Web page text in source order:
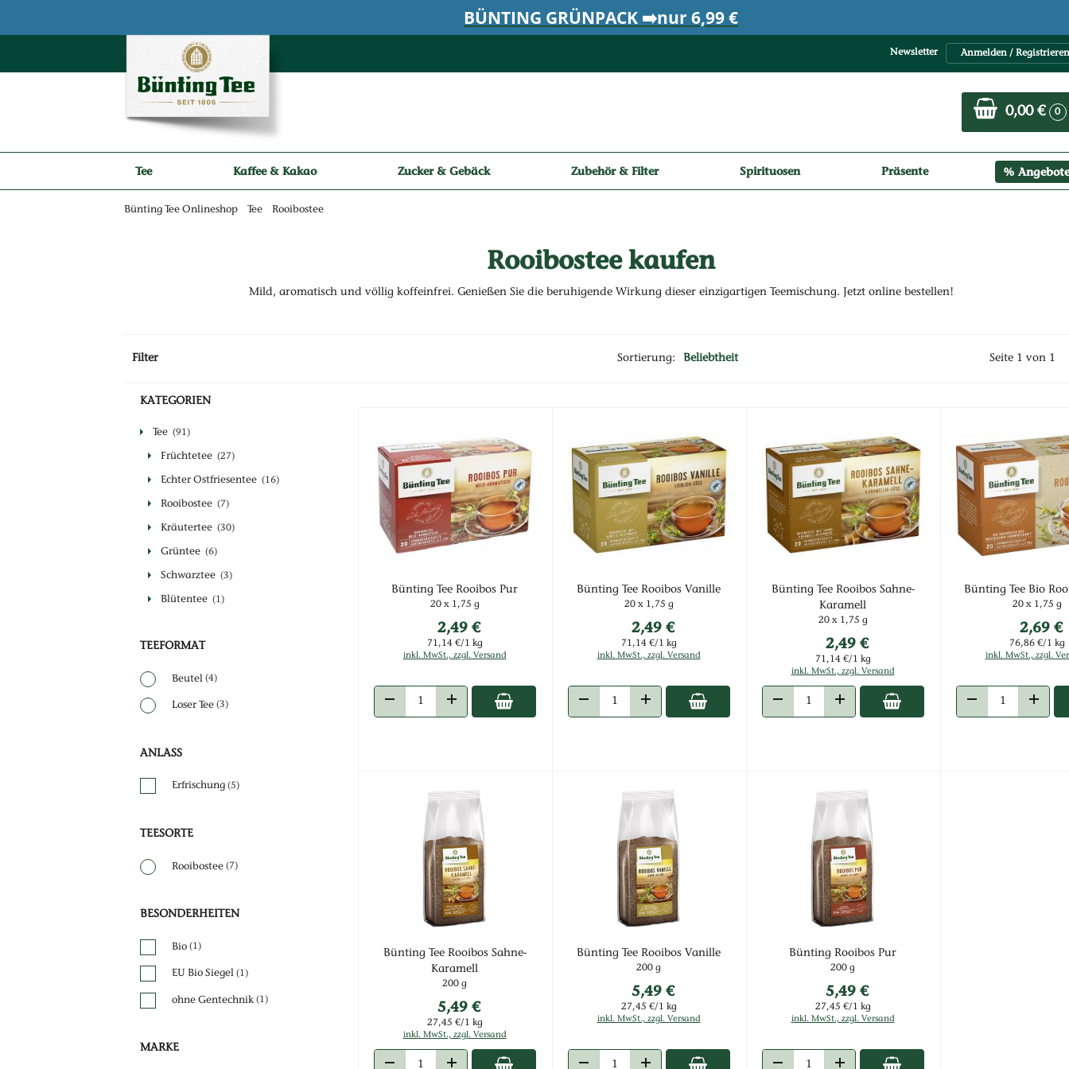
Zur Navigation springen
BÜNTING GRÜNPACK ➡️nur 6,99 €
Newsletter Anmelden / Registrieren
0,00 € 0
Tee Kaffee & Kakao Zucker & Gebäck Zubehör & Filter Spirituosen Präsente Angebote
Bünting Tee Onlineshop Tee Rooibostee
Rooibostee kaufen
Mild, aromatisch und völlig koffeinfrei. Genießen Sie die beruhigende Wirkung dieser einzigartigen Teemischung. Jetzt online bestellen!
Filter
Sortierung: Beliebtheit Vorherige Seite
Seite 1 von 1
KATEGORIEN
Tee (91)
Früchtetee (27)
Echter Ostfriesentee (16)
Rooibostee (7)
Kräutertee (30)
Grüntee (6)
Schwarztee (3)
Blütentee (1)
TEEFORMAT
Beutel (4)
Loser Tee (3)
ANLASS
Erfrischung (5)
TEESORTE
Rooibostee (7)
BESONDERHEITEN
Bio (1)
EU Bio Siegel (1)
ohne Gentechnik (1)
MARKE
Bünting Tee Rooibos Pur
20 x 1,75 g
2,49 €
71,14 €/1 kg
inkl. MwSt., zzgl. Versand
ANZAHL VERRINGERNANZAHL ERHÖHEN
Bünting Tee Rooibos Vanille
20 x 1,75 g
2,49 €
71,14 €/1 kg
inkl. MwSt., zzgl. Versand
ANZAHL VERRINGERNANZAHL ERHÖHEN
Bünting Tee Rooibos Sahne-
Karamell
20 x 1,75 g
2,49 €
71,14 €/1 kg
inkl. MwSt., zzgl. Versand
ANZAHL VERRINGERNANZAHL ERHÖHEN
Bünting Tee Bio
20 x 1,75 g
2,69 €
76,86 €/1 kg
inkl. MwSt., zzgl.
ANZAHL VERRINGERN
Bünting Tee Rooibos Sahne-
Karamell
200 g
5,49 €
27,45 €/1 kg
inkl. MwSt., zzgl. Versand
Bünting Tee Rooibos Vanille
200 g
5,49 €
27,45 €/1 kg
inkl. MwSt., zzgl. Versand
Bünting Rooibos Pur
200 g
5,49 €
27,45 €/1 kg
inkl. MwSt., zzgl. Versand